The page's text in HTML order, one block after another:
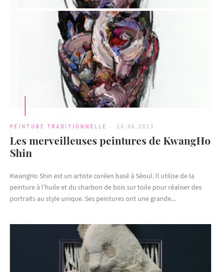
PEINTURE TRADITIONNELLE 26.06.2013
Les merveilleuses peintures de KwangHo
Shin
KwangHo Shin est un artiste coréen basé à Séoul. Il utilise de la
peinture à l’huile et du charbon de bois sur toile pour réaliser des
portraits au style unique. Ses peintures ont une grande...